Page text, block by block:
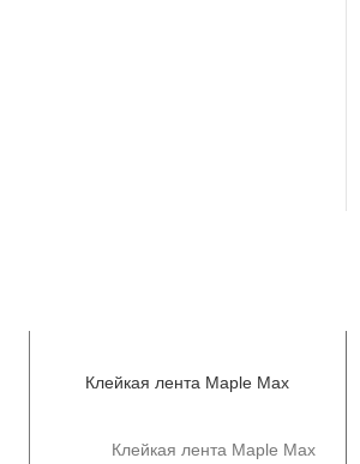
Клейкая лента Maple Max
Клейкая лента Maple Max